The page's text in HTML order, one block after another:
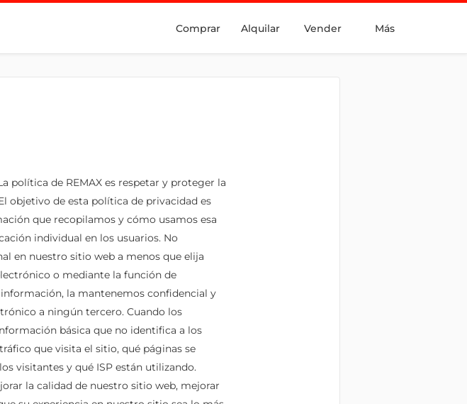
Comprar Alquilar Vender Más
política de REMAX es respetar y proteger la
objetivo de esta política de privacidad es
que recopilamos y cómo usamos esa
individual en los usuarios. No
en nuestro sitio web a menos que elija
o mediante la función de
la mantenemos confidencial y
a ningún tercero. Cuando los
básica que no identifica a los
que visita el sitio, qué páginas se
visitantes y qué ISP están utilizando.
la calidad de nuestro sitio web, mejorar